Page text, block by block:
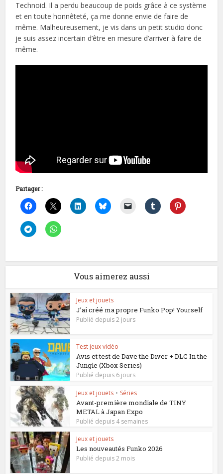
Technoid. Il a perdu beaucoup de poids grâce à ce système
et en toute honnêteté, ça me donne envie de faire de
même. Malheureusement, je vis dans un petit studio donc
je suis assez incertain d’être en mesure d’arriver à faire de
même.
Partager :
Vous aimerez aussi
Jeux et jouets
J’ai créé ma propre Funko Pop! Yourself
Publié depuis 2 jours
Test jeux vidéo
Avis et test de Dave the Diver + DLC In the
Jungle (Xbox Series)
Publié depuis 6 jours
Jeux et jouets • Séries
Avant-première mondiale de TINY
METAL à Japan Expo
Publié depuis 4 semaines
Jeux et jouets
Les nouveautés Funko 2026
Publié depuis 2 mois